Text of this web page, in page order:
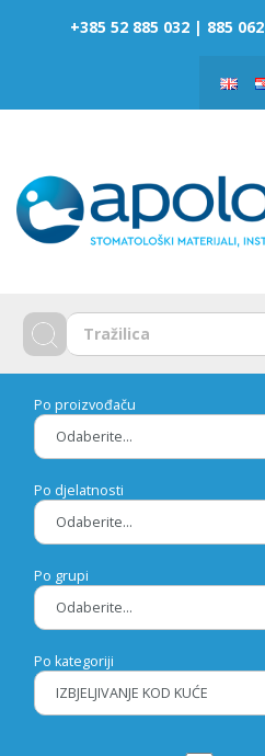
‎‎+385 52 885 032 | 885 062
Po proizvođaču
Po djelatnosti
Po grupi
Po kategoriji